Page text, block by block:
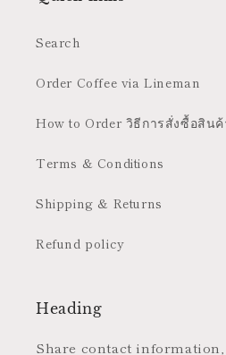
Search
Order Coffee via Lineman
How to Order วิธีการสั่งซื้อสินค้
Terms & Conditions
Shipping & Returns
Refund policy
Heading
Share contact